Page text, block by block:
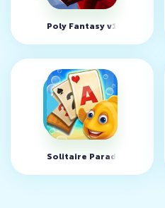
Poly Fantasy v1.0.065
Solitaire Paradise